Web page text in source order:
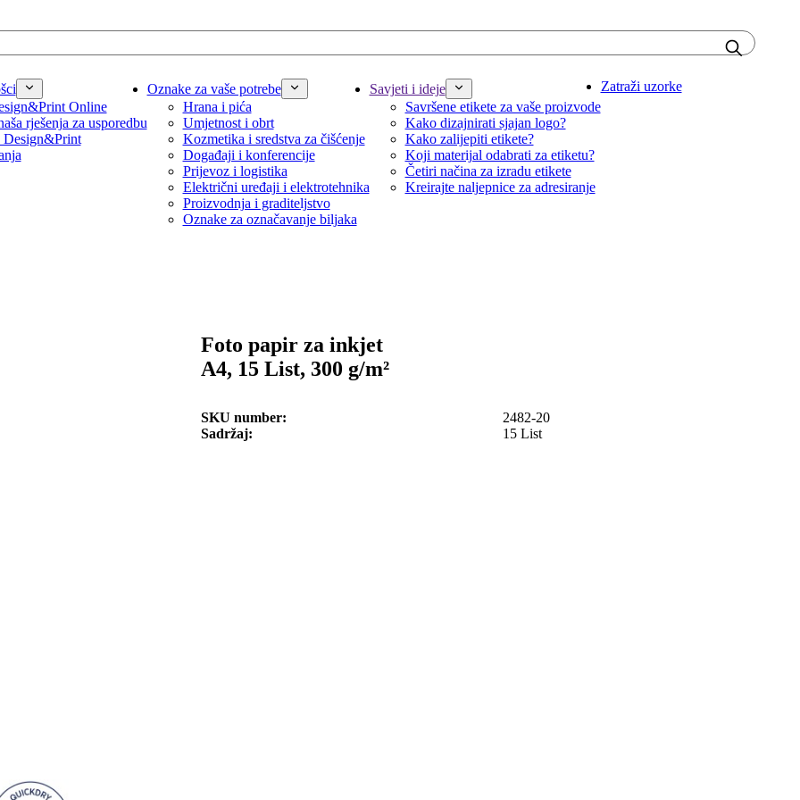
Online
rješenja za usporedbu
Design&Print
Oznake za vaše potrebe
Hrana i pića
Umjetnost i obrt
Kozmetika i sredstva za čišćenje
Događaji i konferencije
Prijevoz i logistika
Električni uređaji i elektrotehnika
Proizvodnja i graditeljstvo
Oznake za označavanje biljaka
Savjeti i ideje
Savršene etikete za vaše proizvode
Kako dizajnirati sjajan logo?
Kako zalijepiti etikete?
Koji materijal odabrati za etiketu?
Četiri načina za izradu etikete
Kreirajte naljepnice za adresiranje
Zatraži uzorke
Foto papir za inkjet
A4, 15 List, 300 g/m²
SKU number
2482-20
Sadržaj
15 List